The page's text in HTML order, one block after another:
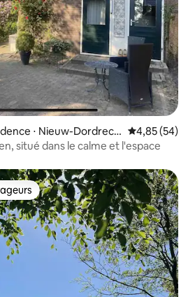
⋅ Nieuw-Dordrech Évaluation
4,85 (54)
situé dans le calme et l'espace
les plus appréciés